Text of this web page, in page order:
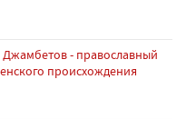
Джамбетов - православный
происхождения